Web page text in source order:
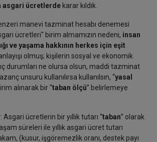
asgari ücretlerde karar kıldık.
manevi tazminat hesabı denemesi
ücretleri" birim almamızın nedeni, insan
ve yaşama hakkının herkes için eşit
olmuş; kişilerin sosyal ve ekonomik
durumları ne olursa olsun, maddi tazminat
unsuru kullanılırsa kullanılsın, “yasal
alınarak bir “taban ölçü” belirlemeye
ücretlerin bir yıllık tutarı “taban” olarak
süreleri ile yıllık asgari ücret tutarı
(kusur, işgöremezlik oranı, destek payı